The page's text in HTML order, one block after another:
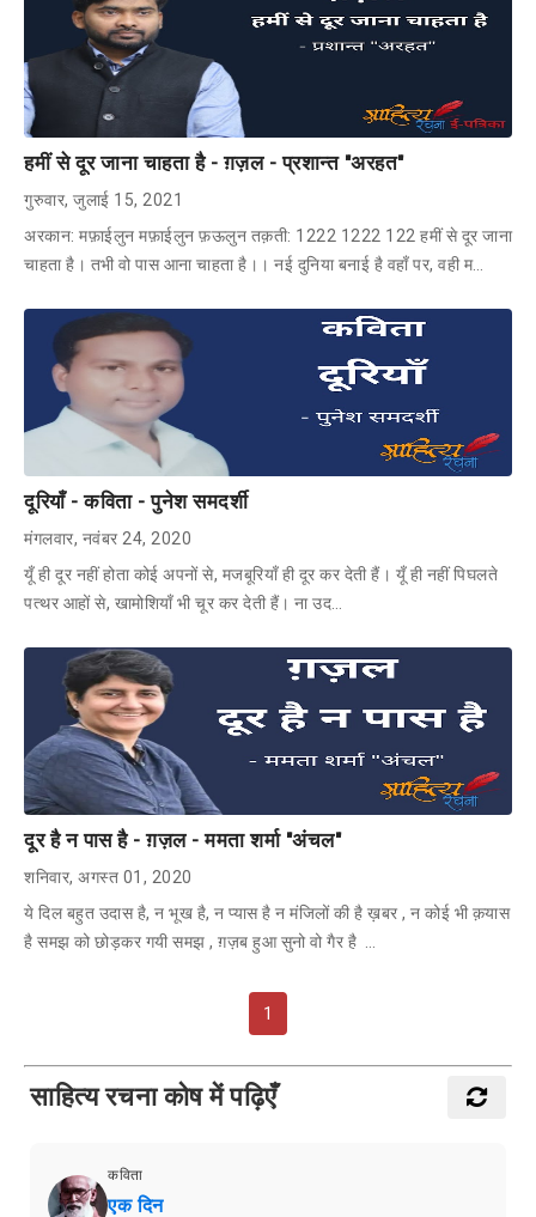
हमीं से दूर जाना चाहता है - ग़ज़ल - प्रशान्त "अरहत"
गुरुवार, जुलाई 15, 2021
अरकान: मफ़ाईलुन मफ़ाईलुन फ़ऊलुन तक़ती: 1222 1222 122 हमीं से दूर जाना
चाहता है। तभी वो पास आना चाहता है।। नई दुनिया बनाई है वहाँ पर, वही म…
दूरियाँ - कविता - पुनेश समदर्शी
मंगलवार, नवंबर 24, 2020
यूँ ही दूर नहीं होता कोई अपनों से, मजबूरियाँ ही दूर कर देती हैं। यूँ ही नहीं पिघलते
पत्थर आहों से, खामोशियाँ भी चूर कर देती हैं। ना उद…
दूर है न पास है - ग़ज़ल - ममता शर्मा "अंचल"
शनिवार, अगस्त 01, 2020
ये दिल बहुत उदास है, न भूख है, न प्यास है न मंजिलों की है ख़बर , न कोई भी क़यास
है समझ को छोड़कर गयी समझ , ग़ज़ब हुआ सुनो वो गैर है …
1
साहित्य रचना कोष में पढ़िएँ
कविता
एक दिन